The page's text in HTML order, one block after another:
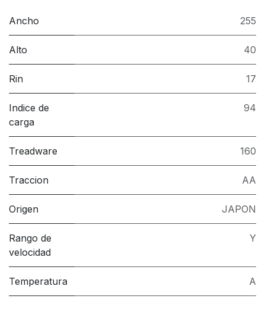
Ancho 255
Alto 40
Rin 17
Indice de
carga
94
Treadware 160
Traccion AA
Origen JAPON
Rango de
velocidad
Y
Temperatura A